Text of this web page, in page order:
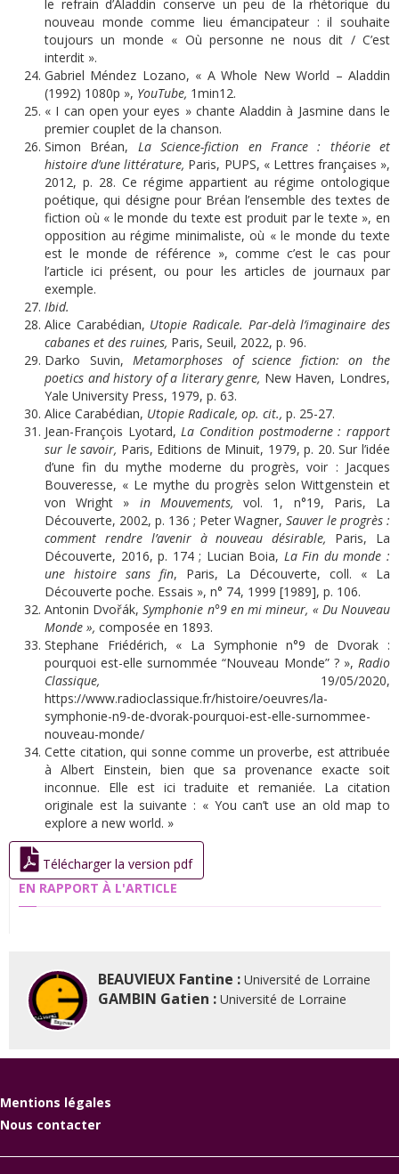
le refrain d’Aladdin conserve un peu de la rhétorique du
nouveau monde comme lieu émancipateur : il souhaite
toujours un monde « Où personne ne nous dit / C’est
interdit ».
Gabriel Méndez Lozano, « A Whole New World – Aladdin
(1992) 1080p », YouTube, 1min12.
« I can open your eyes » chante Aladdin à Jasmine dans le
premier couplet de la chanson.
Simon Bréan, La Science-fiction en France : théorie et
histoire d’une littérature, Paris, PUPS, « Lettres françaises »,
2012, p. 28. Ce régime appartient au régime ontologique
poétique, qui désigne pour Bréan l’ensemble des textes de
fiction où « le monde du texte est produit par le texte », en
opposition au régime minimaliste, où « le monde du texte
est le monde de référence », comme c’est le cas pour
l’article ici présent, ou pour les articles de journaux par
exemple.
Ibid.
Alice Carabédian, Utopie Radicale. Par-delà l’imaginaire des
cabanes et des ruines, Paris, Seuil, 2022, p. 96.
Darko Suvin, Metamorphoses of science fiction: on the
poetics and history of a literary genre, New Haven, Londres,
Yale University Press, 1979, p. 63.
Alice Carabédian, Utopie Radicale, op. cit., p. 25-27.
Jean-François Lyotard, La Condition postmoderne : rapport
sur le savoir, Paris, Editions de Minuit, 1979, p. 20. Sur l’idée
d’une fin du mythe moderne du progrès, voir : Jacques
Bouveresse, « Le mythe du progrès selon Wittgenstein et
von Wright » in Mouvements,vol. 1, n°19, Paris, La
Découverte, 2002, p. 136 ; Peter Wagner, Sauver le progrès :
comment rendre l’avenir à nouveau désirable, Paris, La
Découverte, 2016, p. 174 ; Lucian Boia, La Fin du monde :
une histoire sans fin, Paris, La Découverte, coll. « La
Découverte poche. Essais », n° 74, 1999 [1989], p. 106.
Antonin Dvořák,Symphonie n°9 en mi mineur, « Du Nouveau
Monde », composée en 1893.
Stephane Friédérich, « La Symphonie n°9 de Dvorak :
pourquoi est-elle surnommée “Nouveau Monde” ? », Radio
Classique, 19/05/2020,
https://www.radioclassique.fr/histoire/oeuvres/la-
symphonie-n9-de-dvorak-pourquoi-est-elle-surnommee-
nouveau-monde/
Cette citation, qui sonne comme un proverbe, est attribuée
à Albert Einstein, bien que sa provenance exacte soit
inconnue. Elle est ici traduite et remaniée. La citation
originale est la suivante : « You can’t use an old map to
explore a new world. »
Télécharger la version pdf
EN RAPPORT À L'ARTICLE
BEAUVIEUX Fantine : Université de Lorraine
GAMBIN Gatien : Université de Lorraine
Mentions légales
Nous contacter